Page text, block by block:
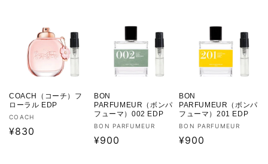
COACH（コーチ）フ
ローラル EDP
販
売
COACH
通
¥830
BON
PARFUMEUR（ボンパ
フューマ）002 EDP
販
売
BON PARFUMEUR
通
¥900
BON
PARFUMEUR（ボンパ
フューマ）201 EDP
販
売
BON PARFUMEUR
通
¥900